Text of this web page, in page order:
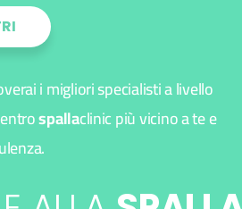
i migliori specialisti a livello
spallaclinic più vicino a te e